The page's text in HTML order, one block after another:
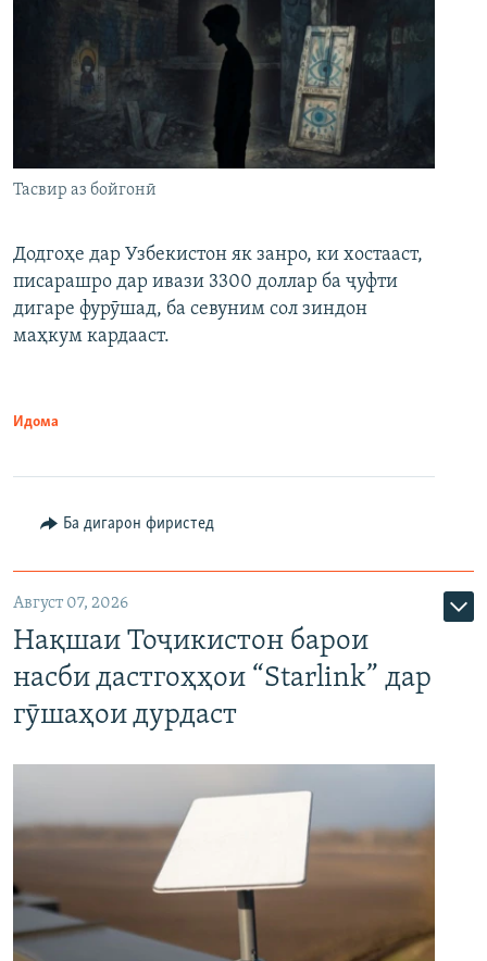
Тасвир аз бойгонӣ
Додгоҳе дар Узбекистон як занро, ки хостааст,
писарашро дар ивази 3300 доллар ба ҷуфти
дигаре фурӯшад, ба севуним сол зиндон
маҳкум кардааст.
Идома
Ба дигарон фиристед
Август 07, 2026
Нақшаи Тоҷикистон барои
насби дастгоҳҳои “Starlink” дар
гӯшаҳои дурдаст